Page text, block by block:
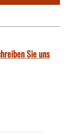
Sie uns